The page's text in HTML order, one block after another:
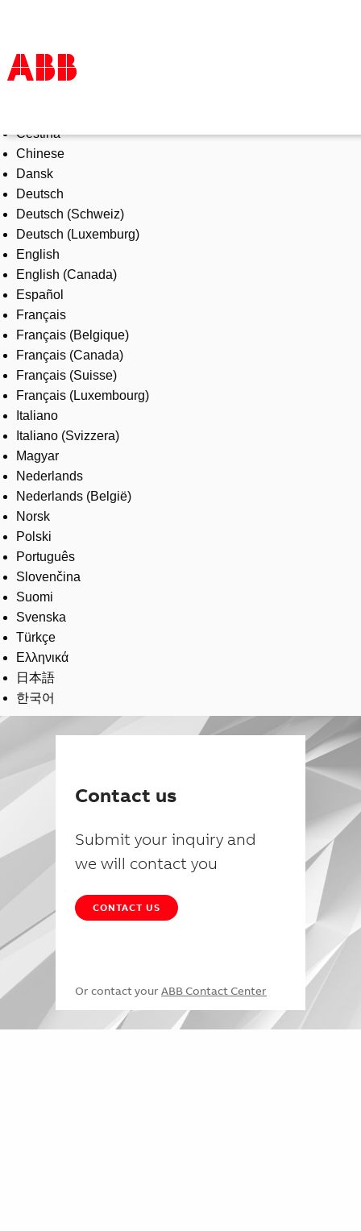
Products & Solutions
Industries
Services
About us
Where to buy
Contact us
Careers
Čeština
Chinese
Dansk
Deutsch
Deutsch (Schweiz)
Deutsch (Luxemburg)
English
English (Canada)
Español
Français
Français (Belgique)
Français (Canada)
Français (Suisse)
Français (Luxembourg)
Italiano
Italiano (Svizzera)
Magyar
Nederlands
Nederlands (België)
Norsk
Polski
Português
Slovenčina
Suomi
Svenska
Türkçe
Ελληνικά
日本語
한국어
Contact us
Submit your inquiry and
we will contact you
CONTACT US
Or contact your ABB Contact Center